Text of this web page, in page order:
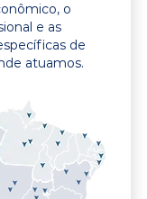
o
e as
de
atuamos.